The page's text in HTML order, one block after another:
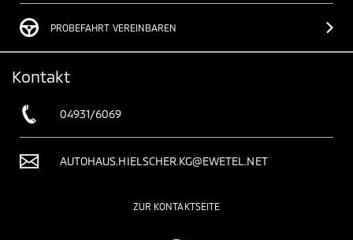
PROBEFAHRT VEREINBAREN
Kontakt
04931/6069
AUTOHAUS.HIELSCHER.KG@EWETEL.NET
ZUR KONTAKTSEITE